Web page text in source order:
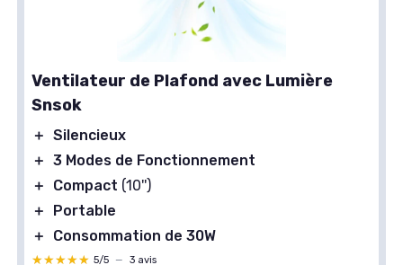
Ventilateur de Plafond avec Lumière
Snsok
＋ Silencieux
＋ 3 Modes de Fonctionnement
＋
Compact (10'')
＋
Portable
＋
Consommation de 30W
★★★★★
★★★★★ 5/5 — 3 avis